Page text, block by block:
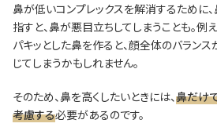
鼻が低いコンプレックスを解消するために
指すと、鼻が悪目立ちしてしまうことも。例
パキッとした鼻を作ると、顔全体のバラン
じてしまうかもしれません。
そのため、鼻を高くしたいときには、鼻だけ
考慮する必要があるのです。